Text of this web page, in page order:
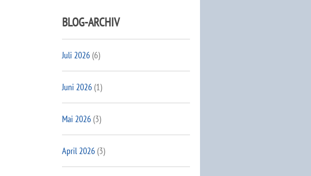
BLOG-ARCHIV
Juli 2026(6)
Juni 2026(1)
Mai 2026(3)
April 2026(3)